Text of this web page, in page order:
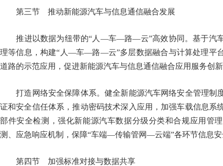
第三节 推动新能源汽车与信息通信融合发展
推进以数据为纽带的“人—车—路—云”高效协同。基于汽车
理等信息，构建“人—车—路—云”多层数据融合与计算处理平
道路的示范应用，促进新能源汽车与信息通信融合应用服务创
打造网络安全保障体系。健全新能源汽车网络安全管理制
证和安全信任体系，推动密码技术深入应用，加强车载信息系
部件安全检测，强化新能源汽车数据分级分类和合规应用管
测、应急响应机制，保障“车端—传输管网—云端”各环节信
第四节 加强标准对接与数据共享